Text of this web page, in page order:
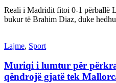
Reali i Madridit fitoi 0-1 përballë
bukur të Brahim Diaz, duke
Lajme, Sport
Muriqi i lumtur për
qëndrojë gjatë tek